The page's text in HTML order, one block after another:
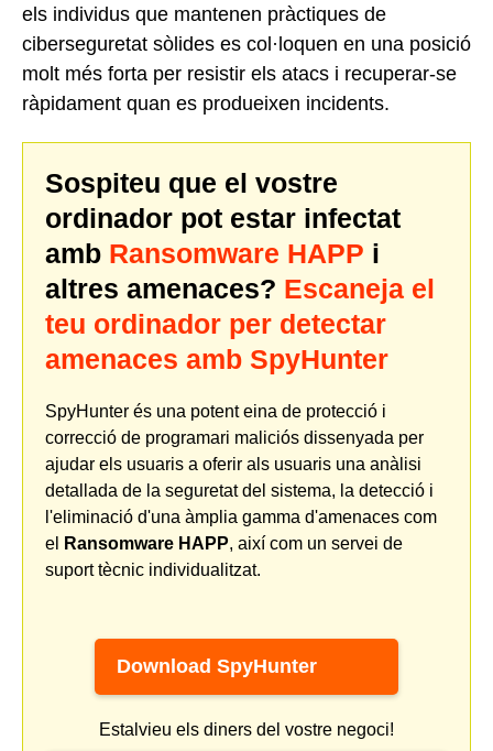
els individus que mantenen pràctiques de
ciberseguretat sòlides es col·loquen en una posició
molt més forta per resistir els atacs i recuperar-se
ràpidament quan es produeixen incidents.
Sospiteu que el vostre
ordinador pot estar infectat
amb Ransomware HAPP i
altres amenaces? Escaneja el
teu ordinador per detectar
amenaces amb SpyHunter
SpyHunter és una potent eina de protecció i
correcció de programari maliciós dissenyada per
ajudar els usuaris a oferir als usuaris una anàlisi
detallada de la seguretat del sistema, la detecció i
l'eliminació d'una àmplia gamma d'amenaces com
el
Ransomware HAPP, així com un servei de
suport tècnic individualitzat.
Download SpyHunter
Estalvieu els diners del vostre negoci!